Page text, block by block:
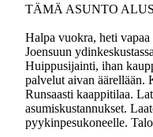
TÄMÄ ASUNTO
Halpa vuokra, heti
Joensuun
Huippusijainti, ihan
palvelut aivan äärellään.
Runsaasti kaappitilaa.
asumiskustannukset.
pyykinpesukoneelle.